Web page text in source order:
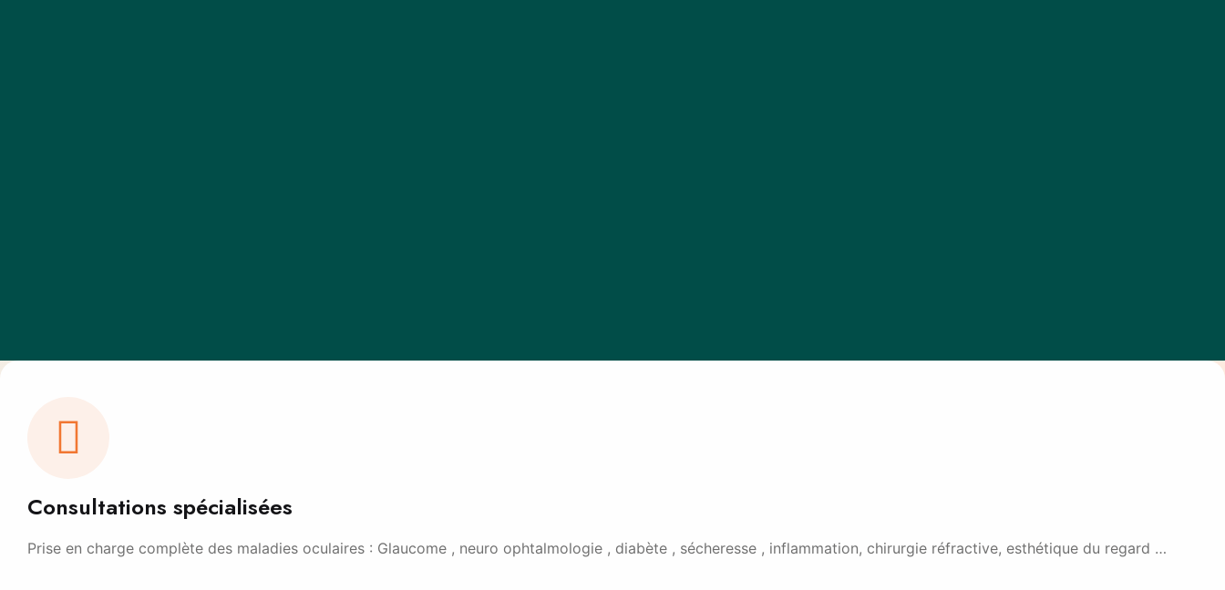
Consultations spécialisées
Prise en charge complète des maladies oculaires : Glaucome , neuro ophtalmologie , diabète , sécheresse , inflammation, chirurgie réfractive, esthétique du regard …